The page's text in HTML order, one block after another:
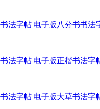
法字帖 电子版八分书书法
法字帖 电子版正楷书法字
法字帖 电子版大草书法字